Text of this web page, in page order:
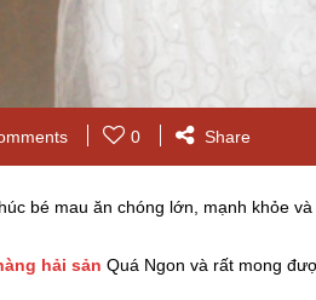
0 Share
bé mau ăn chóng lớn, mạnh khỏe
hải sản Quá Ngon và rất mong